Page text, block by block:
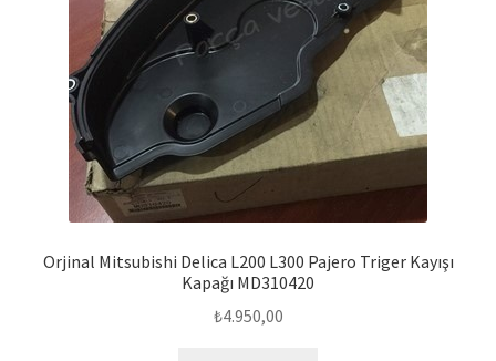
Orjinal Mitsubishi Delica L200 L300 Pajero Triger Kayışı
Kapağı MD310420
₺4.950,00